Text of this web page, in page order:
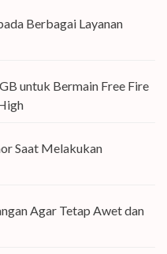
Berbagai Layanan
untuk Bermain Free Fire
Saat Melakukan
Agar Tetap Awet dan